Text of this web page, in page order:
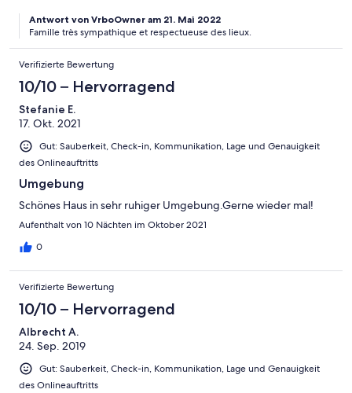
Antwort von VrboOwner am 21. Mai 2022
Famille très sympathique et respectueuse des lieux.
Verifizierte Bewertung
10/10 – Hervorragend
Stefanie E.
17. Okt. 2021
Gut: Sauberkeit, Check-in, Kommunikation, Lage und Genauigkeit
des Onlineauftritts
Umgebung
Schönes Haus in sehr ruhiger Umgebung.Gerne wieder mal!
Aufenthalt von 10 Nächten im Oktober 2021
0
Verifizierte Bewertung
10/10 – Hervorragend
Albrecht A.
24. Sep. 2019
Gut: Sauberkeit, Check-in, Kommunikation, Lage und Genauigkeit
des Onlineauftritts